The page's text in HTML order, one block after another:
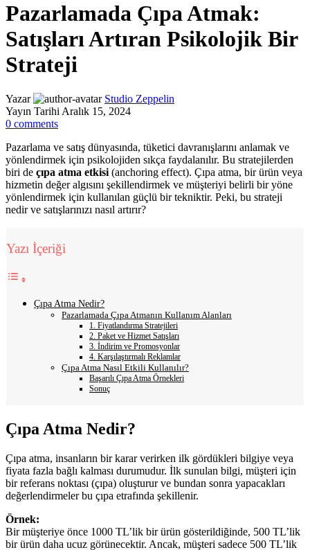
Pazarlamada Çıpa Atmak:
Satışları Artıran Psikolojik Bir
Strateji
Yazar
Studio Zeppelin
Yayın Tarihi Aralık 15, 2024
0 comments
Pazarlama ve satış dünyasında, tüketici davranışlarını anlamak ve
yönlendirmek için psikolojiden sıkça faydalanılır. Bu stratejilerden
biri de çıpa atma etkisi (anchoring effect). Çıpa atma, bir ürün veya
hizmetin değer algısını şekillendirmek ve müşteriyi belirli bir yöne
yönlendirmek için kullanılan güçlü bir tekniktir. Peki, bu strateji
nedir ve satışlarınızı nasıl artırır?
Yazı İçeriği
Çıpa Atma Nedir?
Pazarlamada Çıpa Atmanın Kullanım Alanları
1. Fiyatlandırma Stratejileri
2. Paket ve Hizmet Satışları
3. İndirim ve Promosyonlar
4. Karşılaştırmalı Reklamlar
Çıpa Atma Nasıl Etkili Kullanılır?
Başarılı Çıpa Atma Örnekleri
Sonuç
Çıpa Atma Nedir?
Çıpa atma, insanların bir karar verirken ilk gördükleri bilgiye veya
fiyata fazla bağlı kalması durumudur. İlk sunulan bilgi, müşteri için
bir referans noktası (çıpa) oluşturur ve bundan sonra yapacakları
değerlendirmeler bu çıpa etrafında şekillenir.
Örnek:
Bir müşteriye önce 1000 TL’lik bir ürün gösterildiğinde, 500 TL’lik
bir ürün daha ucuz görünecektir. Ancak, müşteri sadece 500 TL’lik